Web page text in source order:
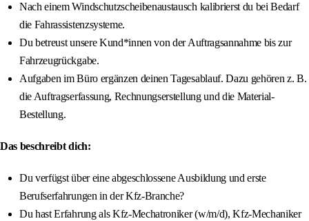
Nach einem Windschutzscheibenaustausch kalibrierst du bei Bedarf
die Fahrassistenzsysteme.
Du betreust unsere Kund*innen von der Auftragsannahme bis zur
Fahrzeugrückgabe.
Aufgaben im Büro ergänzen deinen Tagesablauf. Dazu gehören z. B.
die Auftragserfassung, Rechnungserstellung und die Material-
Bestellung.
Das beschreibt dich:
Du verfügst über eine abgeschlossene Ausbildung und erste
Berufserfahrungen in der Kfz-Branche?
Du hast Erfahrung als Kfz-Mechatroniker (w/m/d), Kfz-Mechaniker